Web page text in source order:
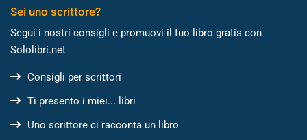
Sei uno scrittore?
Segui i nostri consigli e promuovi il tuo libro gratis con
Sololibri.net
Consigli per scrittori
Ti presento i miei... libri
Uno scrittore ci racconta un libro